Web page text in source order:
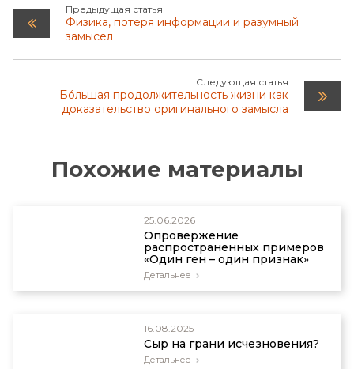
University Press, UK, 2016.
См. обзор, Statham, D.,
(review of A Fortunate Universe), J. Creation
universe.
Предыдущая статья
Физика, потеря информации и разумный
замысел
Следующая статья
Бóльшая продолжительность жизни как
доказательство оригинального замысла
Похожие материалы
25.06.2026
Опровержение
распространенных примеров
«Один ген – один признак»
Детальнее
16.08.2025
Сыр на грани исчезновения?
Детальнее